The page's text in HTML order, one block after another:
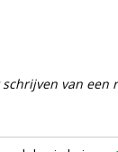
van een